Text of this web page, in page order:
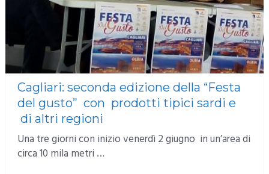
Cagliari: seconda edizione della “Festa
del gusto” con prodotti tipici sardi e
di altri regioni
Una tre giorni con inizio venerdì 2 giugno in un’area di
circa 10 mila metri …